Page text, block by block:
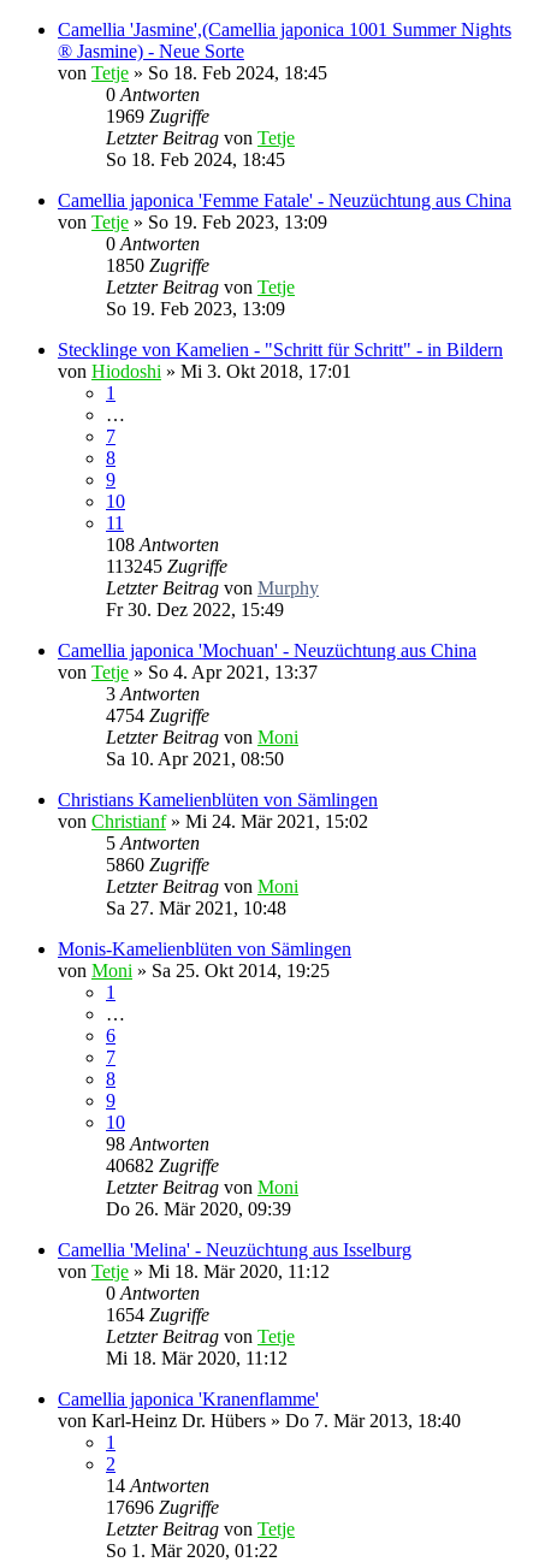
Camellia 'Jasmine',(Camellia japonica 1001 Summer Nights
® Jasmine) - Neue Sorte
von Tetje » So 18. Feb 2024, 18:45
0 Antworten
1969 Zugriffe
Letzter Beitrag von Tetje
So 18. Feb 2024, 18:45
Camellia japonica 'Femme Fatale' - Neuzüchtung aus China
von Tetje » So 19. Feb 2023, 13:09
0 Antworten
1850 Zugriffe
Letzter Beitrag von Tetje
So 19. Feb 2023, 13:09
Stecklinge von Kamelien - "Schritt für Schritt" - in Bildern
von Hiodoshi » Mi 3. Okt 2018, 17:01
1
…
7
8
9
10
11
108 Antworten
113245 Zugriffe
Letzter Beitrag von Murphy
Fr 30. Dez 2022, 15:49
Camellia japonica 'Mochuan' - Neuzüchtung aus China
von Tetje » So 4. Apr 2021, 13:37
3 Antworten
4754 Zugriffe
Letzter Beitrag von Moni
Sa 10. Apr 2021, 08:50
Christians Kamelienblüten von Sämlingen
von Christianf» Mi 24. Mär 2021, 15:02
5 Antworten
5860 Zugriffe
Letzter Beitrag von Moni
Sa 27. Mär 2021, 10:48
Monis-Kamelienblüten von Sämlingen
von Moni » Sa 25. Okt 2014, 19:25
1
…
6
7
8
9
10
98 Antworten
40682 Zugriffe
Letzter Beitrag von Moni
Do 26. Mär 2020, 09:39
Camellia 'Melina' - Neuzüchtung aus Isselburg
von Tetje » Mi 18. Mär 2020, 11:12
0 Antworten
1654 Zugriffe
Letzter Beitrag von Tetje
Mi 18. Mär 2020, 11:12
Camellia japonica 'Kranenflamme'
von Karl-Heinz Dr. Hübers » Do 7. Mär 2013, 18:40
1
2
14 Antworten
17696 Zugriffe
Letzter Beitrag von Tetje
So 1. Mär 2020, 01:22